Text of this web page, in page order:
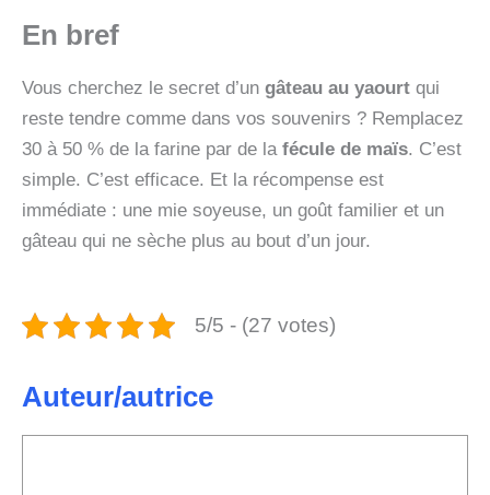
En bref
Vous cherchez le secret d’un gâteau au yaourt qui
reste tendre comme dans vos souvenirs ? Remplacez
30 à 50 % de la farine par de la fécule de maïs. C’est
simple. C’est efficace. Et la récompense est
immédiate : une mie soyeuse, un goût familier et un
gâteau qui ne sèche plus au bout d’un jour.
5/5 - (27 votes)
Auteur/autrice